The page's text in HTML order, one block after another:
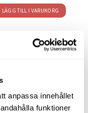
anpassa innehållet
funktioner
LÄGG TILL I VARUKORG